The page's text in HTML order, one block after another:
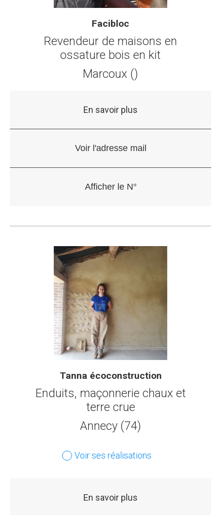
Facibloc
Revendeur de maisons en
ossature bois en kit
Marcoux ()
En savoir plus
Tanna écoconstruction
Enduits, maçonnerie chaux et
terre crue
Annecy (74)
Voir ses réalisations
En savoir plus